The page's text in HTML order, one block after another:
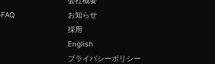
お知らせ
採用
English
プライバシーポリシー